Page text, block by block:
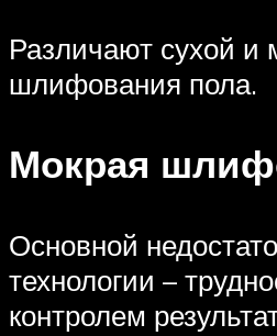
Различают сухой и
шлифования пола.
Мокрая
Основной
технологии –
контролем